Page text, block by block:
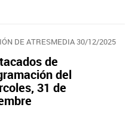
DE ATRESMEDIA 30/12/2025
de
del
31 de